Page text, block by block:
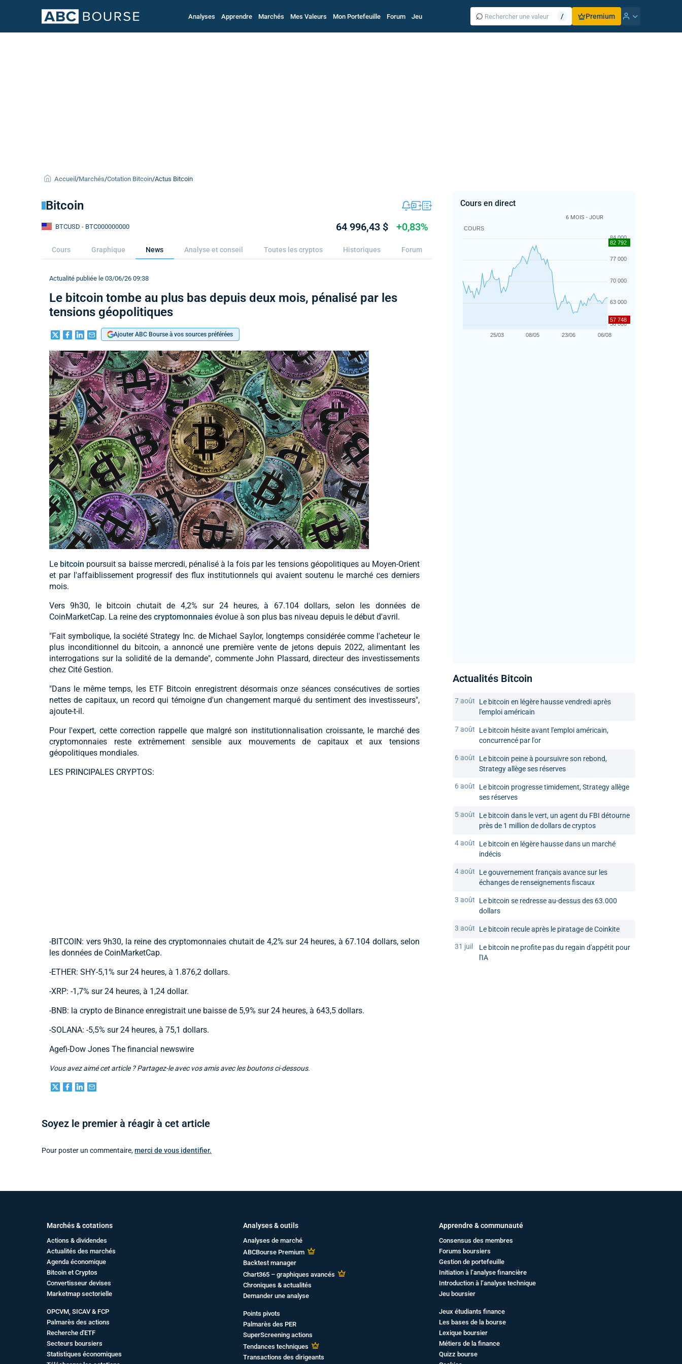
Analyses Apprendre Marchés Mes Valeurs Mon Portefeuille Forum Jeu ⌕ / Premium
Accueil /Marchés/Cotation Bitcoin/Actus Bitcoin
Bitcoin
BTCUSD - BTC000000000 64 996,43 $ +0,83%
Cours Graphique News Analyse et conseil Toutes les cryptos Historiques Forum
Actualité publiée le 03/06/26 09:38
Le bitcoin tombe au plus bas depuis deux mois, pénalisé par les
tensions géopolitiques
Ajouter ABC Bourse à vos sources préférées
Le bitcoin poursuit sa baisse mercredi, pénalisé à la fois par les tensions géopolitiques au Moyen-Orient
et par l'affaiblissement progressif des flux institutionnels qui avaient soutenu le marché ces derniers
mois.
Vers 9h30, le bitcoin chutait de 4,2% sur 24 heures, à 67.104 dollars, selon les données de
CoinMarketCap. La reine des cryptomonnaies évolue à son plus bas niveau depuis le début d'avril.
"Fait symbolique, la société Strategy Inc. de Michael Saylor, longtemps considérée comme l'acheteur le
plus inconditionnel du bitcoin, a annoncé une première vente de jetons depuis 2022, alimentant les
interrogations sur la solidité de la demande", commente John Plassard, directeur des investissements
chez Cité Gestion.
"Dans le même temps, les ETF Bitcoin enregistrent désormais onze séances consécutives de sorties
nettes de capitaux, un record qui témoigne d'un changement marqué du sentiment des investisseurs",
ajoute-t-il.
Pour l'expert, cette correction rappelle que malgré son institutionnalisation croissante, le marché des
cryptomonnaies reste extrêmement sensible aux mouvements de capitaux et aux tensions
géopolitiques mondiales.
LES PRINCIPALES CRYPTOS:
-BITCOIN: vers 9h30, la reine des cryptomonnaies chutait de 4,2% sur 24 heures, à 67.104 dollars, selon
les données de CoinMarketCap.
-ETHER: SHY-5,1% sur 24 heures, à 1.876,2 dollars.
-XRP: -1,7% sur 24 heures, à 1,24 dollar.
-BNB: la crypto de Binance enregistrait une baisse de 5,9% sur 24 heures, à 643,5 dollars.
-SOLANA: -5,5% sur 24 heures, à 75,1 dollars.
Agefi-Dow Jones The financial newswire
Vous avez aimé cet article ? Partagez-le avec vos amis avec les boutons ci-dessous.
Cours en direct
6 MOIS - JOUR
COURS
Actualités Bitcoin
7 août
Le bitcoin en légère hausse vendredi après
l'emploi américain
7 août
Le bitcoin hésite avant l'emploi américain,
concurrencé par l'or
6 août
Le bitcoin peine à poursuivre son rebond,
Strategy allège ses réserves
6 août
Le bitcoin progresse timidement, Strategy allège
ses réserves
5 août
Le bitcoin dans le vert, un agent du FBI détourne
près de 1 million de dollars de cryptos
4 août
Le bitcoin en légère hausse dans un marché
indécis
4 août
Le gouvernement français avance sur les
échanges de renseignements fiscaux
3 août
Le bitcoin se redresse au-dessus des 63.000
dollars
3 août Le bitcoin recule après le piratage de Coinkite
31 juil
Le bitcoin ne profite pas du regain d'appétit pour
l'IA
Soyez le premier à réagir à cet article
Pour poster un commentaire,merci de vous identifier.
Marchés & cotations
Actions & dividendes
Actualités des marchés
Agenda économique
Bitcoin et Cryptos
Convertisseur devises
Marketmap sectorielle
OPCVM, SICAV & FCP
Palmarès des actions
Recherche d'ETF
Secteurs boursiers
Statistiques économiques
Analyses & outils
Analyses de marché
ABCBourse Premium
Backtest manager
Chart365 – graphiques avancés
Chroniques & actualités
Demander une analyse
Points pivots
Palmarès des PER
SuperScreening actions
Tendances techniques
Transactions des dirigeants
Apprendre & communauté
Consensus des membres
Forums boursiers
Gestion de portefeuille
Initiation à l’analyse financière
Introduction à l’analyse technique
Jeu boursier
Jeux étudiants finance
Les bases de la bourse
Lexique boursier
Métiers de la finance
Quizz bourse